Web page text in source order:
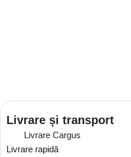
Livrare și transport
Livrare Cargus
Livrare rapidă